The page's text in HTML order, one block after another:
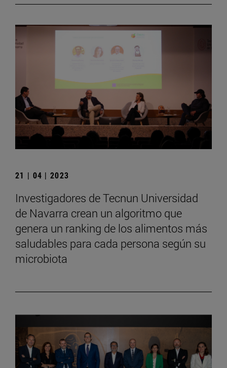
21 | 04 | 2023
Investigadores de Tecnun Universidad
de Navarra crean un algoritmo que
genera un ranking de los alimentos más
saludables para cada persona según su
microbiota